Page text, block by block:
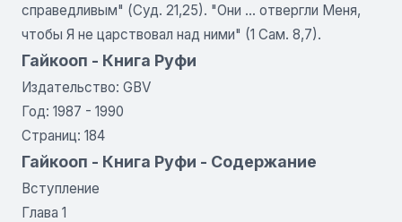
справедливым" (Суд. 21,25). "Они ... отвергли Меня,
чтобы Я не царствовал над ними" (1 Сам. 8,7).
Гайкооп - Книга Руфи
Издательство: GBV
Год: 1987 - 1990
Страниц: 184
Гайкооп - Книга Руфи - Содержание
Вступление
Глава 1